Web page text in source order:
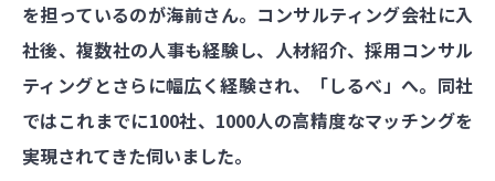
を担っているのが海前さん。コンサルティング会社に入
社後、複数社の人事も経験し、人材紹介、採用コンサル
ティングとさらに幅広く経験され、「しるべ」へ。同社
ではこれまでに100社、1000人の高精度なマッチングを
実現されてきた伺いました。